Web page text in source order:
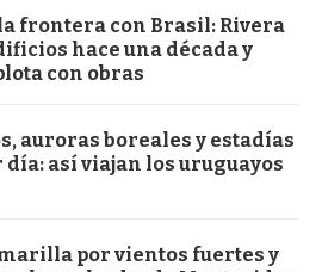
frontera con Brasil: Rivera
hace una década y
con obras
auroras boreales y estadías
día: así viajan los uruguayos
por vientos fuertes y